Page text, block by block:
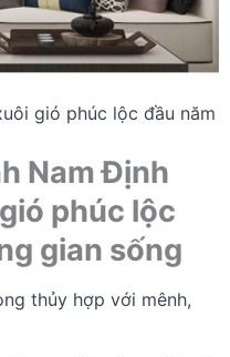
gió phúc lộc đầu năm
Nam Định
phúc lộc
gian sống
thủy hợp với mênh,